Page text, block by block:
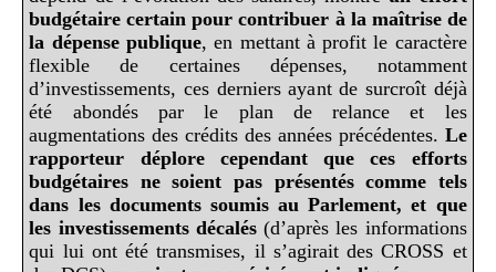
budgétaire certain pour contribuer à la maîtrise de
la dépense publique, en mettant à profit le caractère
flexible de certaines dépenses, notamment
d’investissements, ces derniers ayant de surcroît déjà
été abondés par le plan de relance et les
augmentations des crédits des années précédentes. Le
rapporteur déplore cependant que ces efforts
budgétaires ne soient pas présentés comme tels
dans les documents soumis au Parlement, et que
les investissements décalés(d’après les informations
qui lui ont été transmises, il s’agirait des CROSS et